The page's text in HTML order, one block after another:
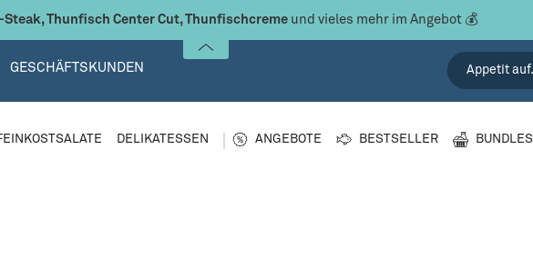
Thunfisch Center Cut, Thunfischcreme und vieles mehr im Angebot 💰
GESCHÄFTSKUNDEN
DELIKATESSEN ANGEBOTE BESTSELLER BUNDLES